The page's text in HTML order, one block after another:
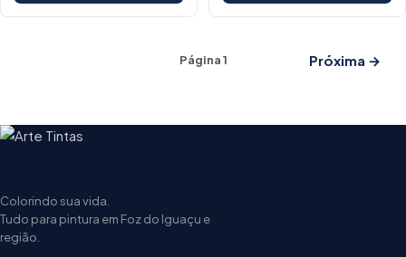
Página 1 Próxima →
Colorindo sua vida.
Tudo para pintura em Foz do Iguaçu e
região.